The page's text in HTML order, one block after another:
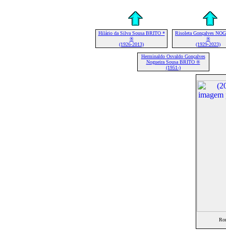
Hilário da Silva Sousa BRITO *
®
(1926-2013)
Risoleta Gonçalves
®
(1929-2023)
Herminaldo Osvaldo Gonçalves
Nogueira Sousa BRITO ®
(1951-)